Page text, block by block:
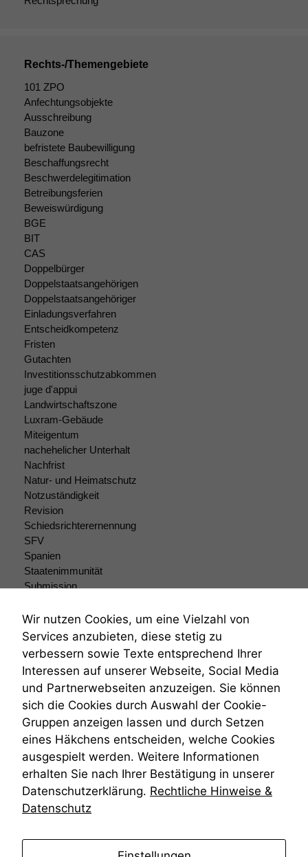
Rechts-/Themengebiete
101 ZPO
Anfechtungsobjekte
Ausschreibung
Bauzone
befristete Baubewilligung
Beschaffungsrecht
Beschwerdelegitimation
Betreibungsferien
Beweiswürdigung
BGE
BIT
CAS
Doppelbürger
Doppelstaatsangehörigen
Doppelstaatsangehöriger
Einladungsverfahren
Entscheidkompetenz
Fristen
Gutachten
Investitionsschutzabkommen
juge d'appui
Landwirtschaftszone
Luxram-Gebäude
Miteigentum
nachehelicher Unterhalt
Nachfrist
Natur- und Heimatschutz
Notzuständigkeit
Revision
Schiedsrichterernennung
SFV
Spanien
Staatenimmunität
Submission
Teilungsklage
Venezuela
VRK
Wiederherstellungsanordnung
Zivilprozessordnung
ZPO
Zustellfiktion
Zuständigkeit
Öffentliches Personalrecht
Öffentlichkeitsprinzip
Wir nutzen Cookies, um eine Vielzahl von
Services anzubieten, diese stetig zu
verbessern sowie Texte entsprechend Ihrer
Interessen auf unserer Webseite, Social Media
und Partnerwebseiten anzuzeigen. Sie können
sich die Cookies durch Auswahl der Cookie-
Gruppen anzeigen lassen und durch Setzen
eines Häkchens entscheiden, welche Cookies
ausgespielt werden. Weitere Informationen
erhalten Sie nach Ihrer Bestätigung in unserer
Datenschutzerklärung. Rechtliche Hinweise &
Datenschutz
deaktivieren,
Website nicht
zu 100%
funktionieren.
Marketing
Wir speichern
anonyme Daten ab,
um interne
marketingtechnische
Auswertungen
durchführen zu
können. Diese helfen
uns, unsere Website